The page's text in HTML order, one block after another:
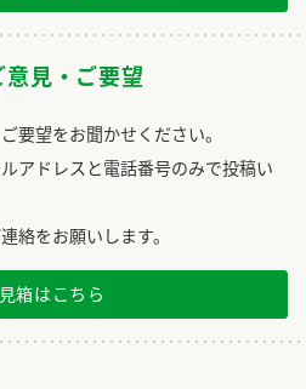
見・ご要望
要望をお聞かせください。
アドレスと電話番号のみで投稿い
絡をお願いします。
箱はこちら